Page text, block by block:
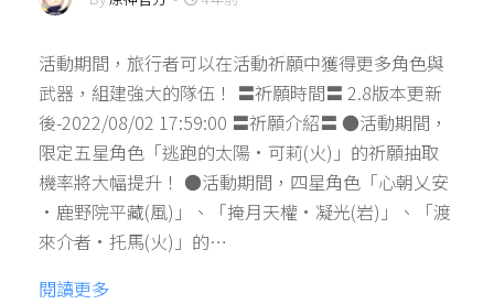
活動期間，旅行者可以在活動祈願中獲得更多角色與
武器，組建強大的隊伍！ 〓祈願時間〓 2.8版本更新
後-2022/08/02 17:59:00 〓祈願介紹〓 ●活動期間，
限定五星角色「逃跑的太陽·可莉(火)」的祈願抽取
機率將大幅提升！ ●活動期間，四星角色「心朝乂安
·鹿野院平藏(風)」、「掩月天權·凝光(岩)」、「渡
來介者·托馬(火)」的…
閱讀更多